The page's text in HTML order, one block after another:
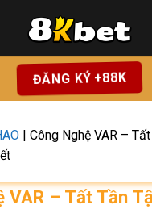
ĐĂNG KÝ +88K
| Công Nghệ VAR –
VAR – Tất Tần